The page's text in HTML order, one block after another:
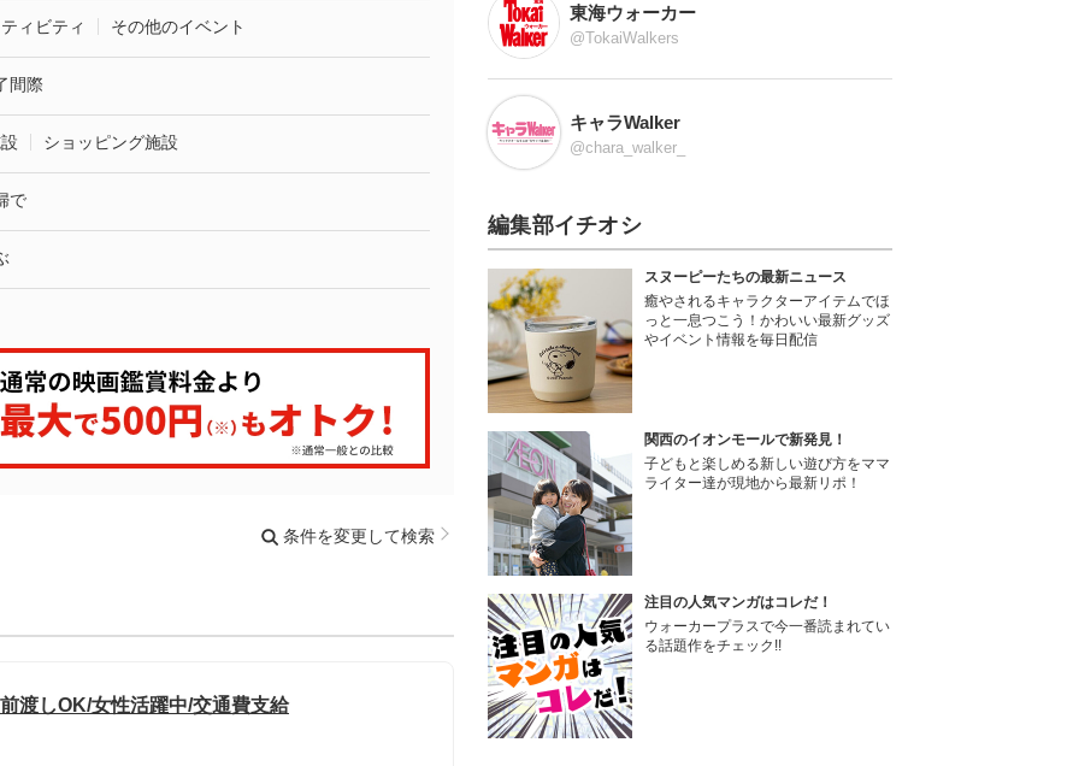
ィビティ その他のイベント
間際
ショッピング施設
で
条件を変更して検索
渡しOK/女性活躍中/交通費支給
東海ウォーカー
@TokaiWalkers
キャラWalker
@chara_walker_
編集部イチオシ
スヌーピーたちの最新ニュース
癒やされるキャラクターアイテムでほ
っと一息つこう！かわいい最新グッズ
やイベント情報を毎日配信
関西のイオンモールで新発見！
子どもと楽しめる新しい遊び方をママ
ライター達が現地から最新リポ！
注目の人気マンガはコレだ！
ウォーカープラスで今一番読まれてい
る話題作をチェック!!